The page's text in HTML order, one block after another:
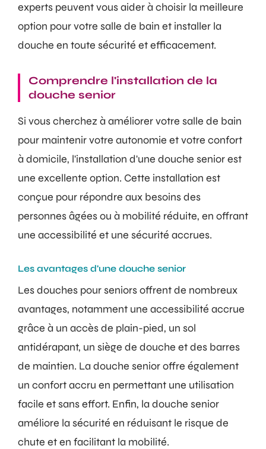
experts peuvent vous aider à choisir la meilleure
option pour votre salle de bain et installer la
douche en toute sécurité et efficacement.
Comprendre l'installation de la
douche senior
Si vous cherchez à améliorer votre salle de bain
pour maintenir votre autonomie et votre confort
à domicile, l'installation d'une douche senior est
une excellente option. Cette installation est
conçue pour répondre aux besoins des
personnes âgées ou à mobilité réduite, en offrant
une accessibilité et une sécurité accrues.
Les avantages d'une douche senior
Les douches pour seniors offrent de nombreux
avantages, notamment une accessibilité accrue
grâce à un accès de plain-pied, un sol
antidérapant, un siège de douche et des barres
de maintien. La douche senior offre également
un confort accru en permettant une utilisation
facile et sans effort. Enfin, la douche senior
améliore la sécurité en réduisant le risque de
chute et en facilitant la mobilité.